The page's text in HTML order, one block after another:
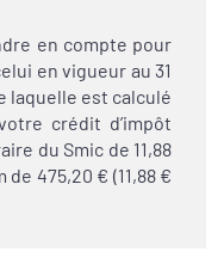
en compte pour
en vigueur au 31
laquelle est calculé
crédit d’impôt
du Smic de 11,88
475,20 € (11,88 €